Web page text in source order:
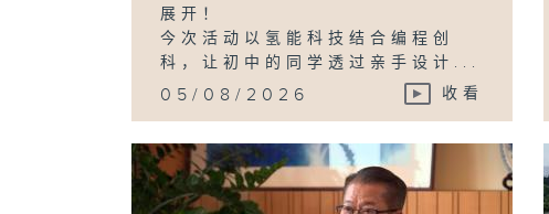
展开！
今次活动以氢能科技结合编程创
科，让初中的同学透过亲手设计...
05/08/2026 收看